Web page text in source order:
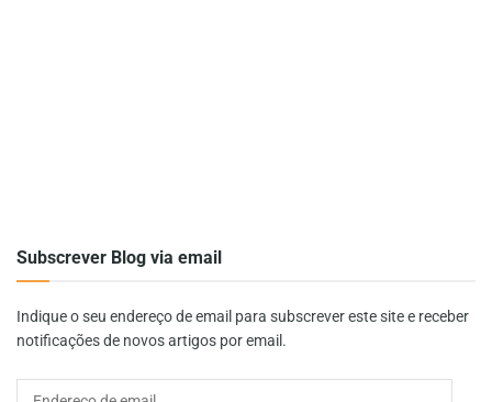
Subscrever Blog via email
Indique o seu endereço de email para subscrever este site e receber
notificações de novos artigos por email.